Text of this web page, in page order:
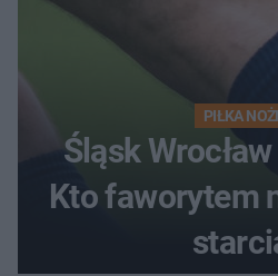
PIŁKA
Śląsk
Kto faworytem